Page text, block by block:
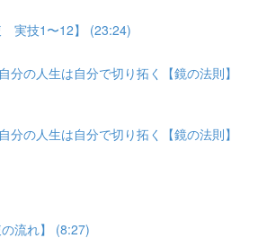
実技1〜12】 (23:24)
分の人生は自分で切り拓く【鏡の法則】
分の人生は自分で切り拓く【鏡の法則】
流れ】 (8:27)